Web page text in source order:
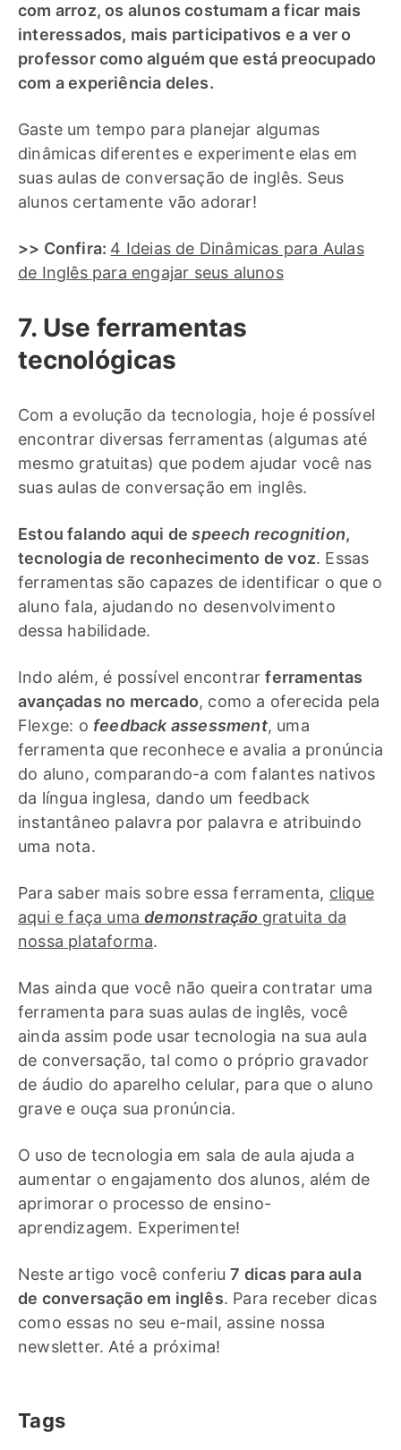
com arroz, os alunos costumam a ficar mais
interessados, mais participativos e a ver o
professor como alguém que está preocupado
com a experiência deles.
Gaste um tempo para planejar algumas
dinâmicas diferentes e experimente elas em
suas aulas de conversação de inglês. Seus
alunos certamente vão adorar!
>> Confira: 4 Ideias de Dinâmicas para Aulas
de Inglês para engajar seus alunos
7. Use ferramentas
tecnológicas
Com a evolução da tecnologia, hoje é possível
encontrar diversas ferramentas (algumas até
mesmo gratuitas) que podem ajudar você nas
suas aulas de conversação em inglês.
Estou falando aqui despeech recognition,
tecnologia de reconhecimento de voz. Essas
ferramentas são capazes de identificar o que o
aluno fala, ajudando no desenvolvimento
dessa habilidade.
Indo além, é possível encontrarferramentas
avançadas no mercado, como a oferecida pela
Flexge: o feedback assessment, uma
ferramenta que reconhece e avalia a pronúncia
do aluno, comparando-a com falantes nativos
da língua inglesa, dando um feedback
instantâneo palavra por palavra e atribuindo
uma nota.
Para saber mais sobre essa ferramenta, clique
aqui e faça umademonstração gratuita da
nossa plataforma.
Mas ainda que você não queira contratar uma
ferramenta para suas aulas de inglês, você
ainda assim pode usar tecnologia na sua aula
de conversação, tal como o próprio gravador
de áudio do aparelho celular, para que o aluno
grave e ouça sua pronúncia.
O uso de tecnologia em sala de aula ajuda a
aumentar o engajamento dos alunos, além de
aprimorar o processo de ensino-
aprendizagem. Experimente!
Neste artigo você conferiu7 dicas para aula
de conversação em inglês. Para receber dicas
como essas no seu e-mail, assine nossa
newsletter. Até a próxima!
Tags